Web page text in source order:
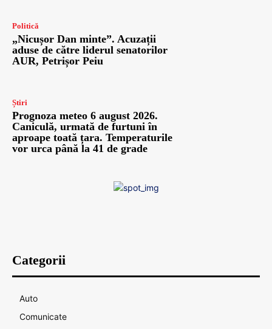
Politică
„Nicușor Dan minte”. Acuzații
aduse de către liderul senatorilor
AUR, Petrișor Peiu
Știri
Prognoza meteo 6 august 2026.
Caniculă, urmată de furtuni în
aproape toată țara. Temperaturile
vor urca până la 41 de grade
Categorii
Auto
Comunicate